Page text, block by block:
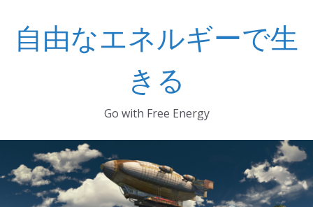
プ
自由なエネルギーで生
きる
Go with Free Energy